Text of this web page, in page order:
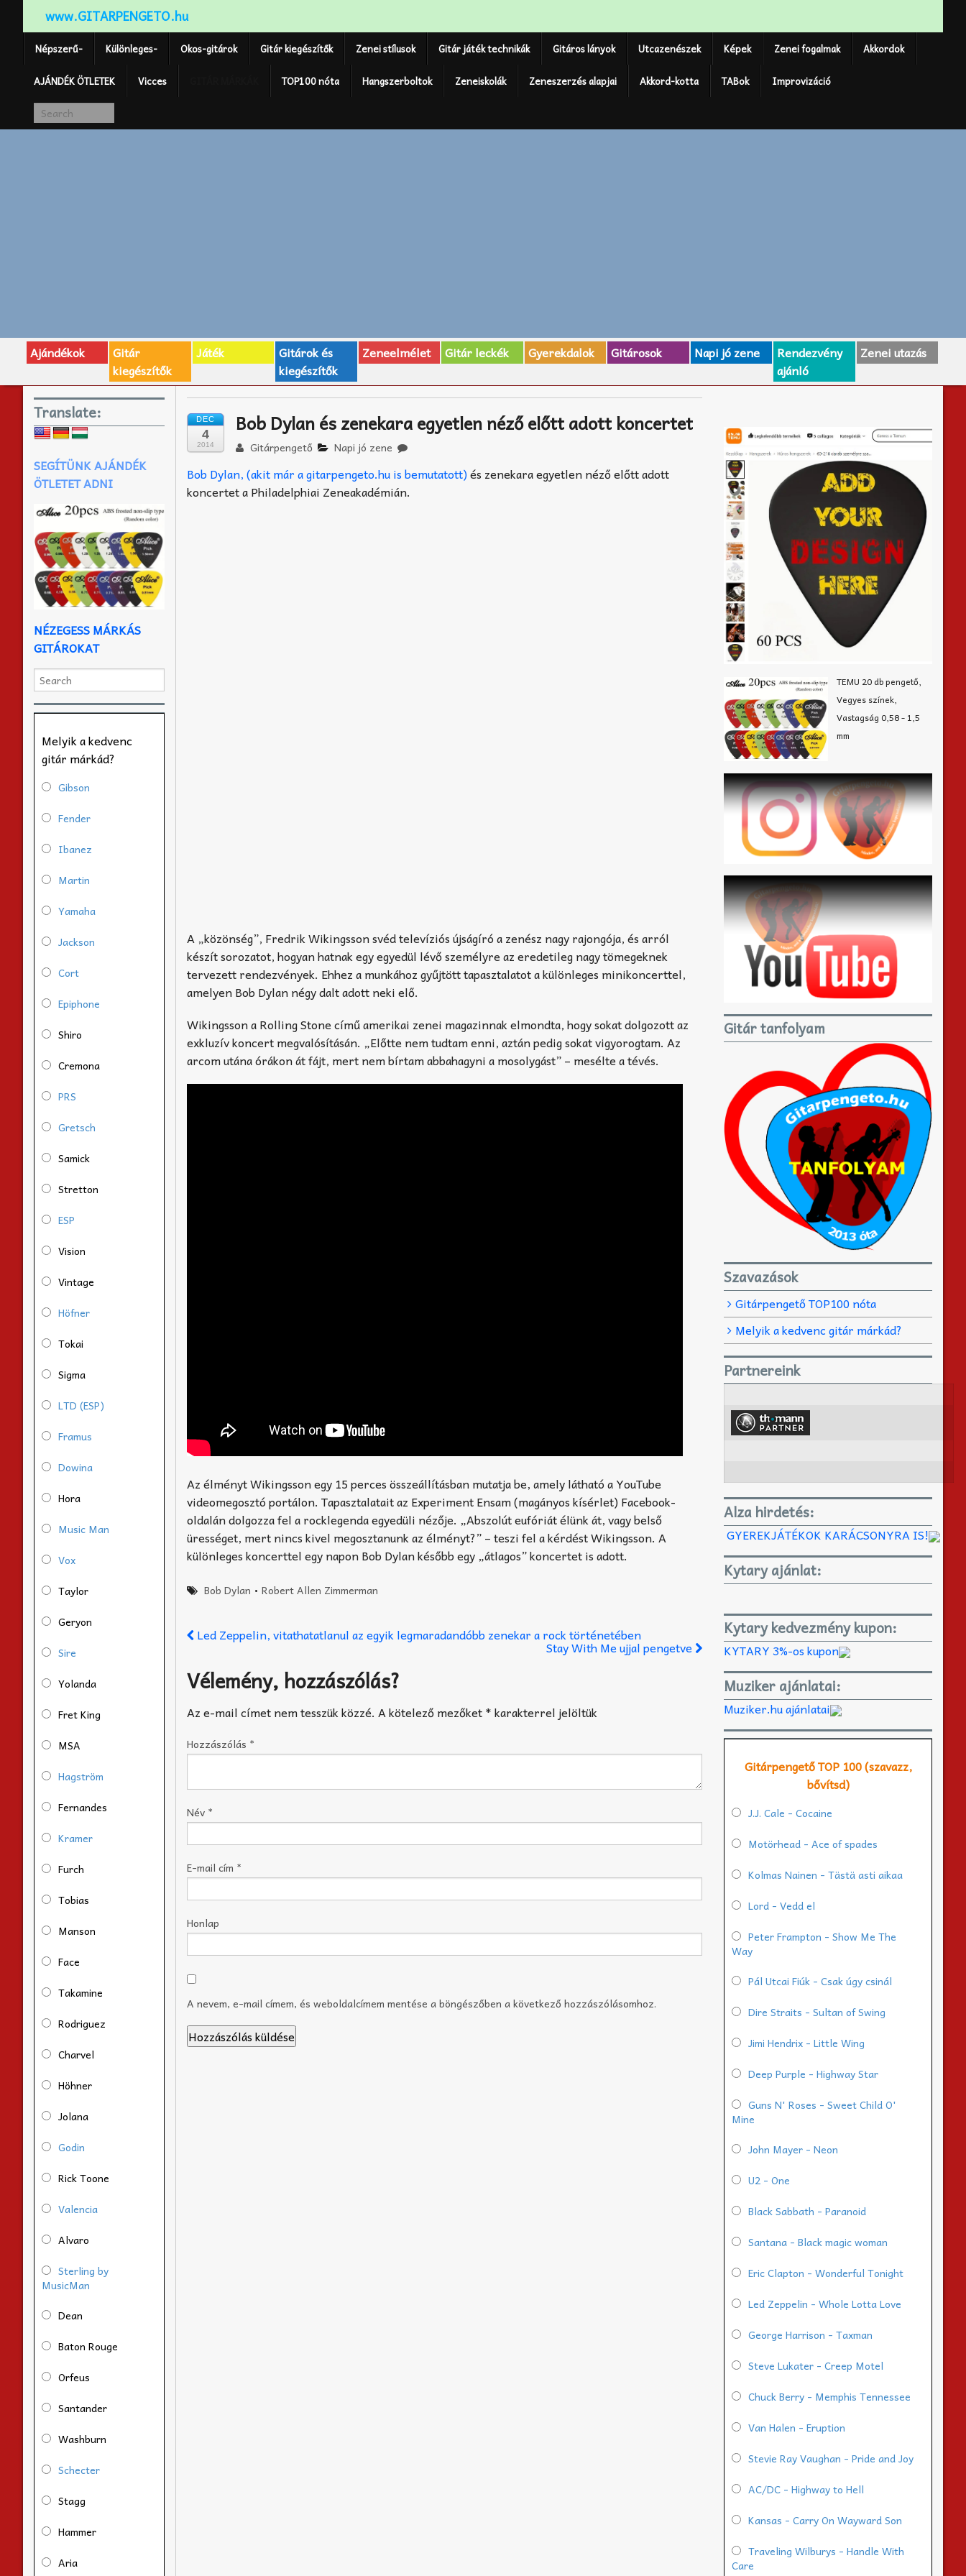
www.GITARPENGETO.hu
Népszerű- Különleges- Okos-gitárok Gitár kiegészítők Zenei stílusok Gitár játék technikák Gitáros lányok Utcazenészek Képek Zenei fogalmak Akkordok
AJÁNDÉK ÖTLETEK Vicces TOP100 nóta Hangszerboltok Zeneiskolák Zeneszerzés alapjai Akkord-kotta TABok Improvizáció
Ajándékok
Gitár
kiegészítők
Játék
Gitárok és
kiegészítők
Zeneelmélet Gitár leckék Gyerekdalok Gitárosok Napi jó zene
Rendezvény
ajánló
Zenei utazás
DEC
4
2014
Bob Dylan és zenekara egyetlen néző előtt adott koncertet
Gitárpengető Napi jó zene
Bob Dylan, (akit már a gitarpengeto.hu is bemutatott)és zenekara egyetlen néző előtt adott
koncertet a Philadelphiai Zeneakadémián.
A „közönség”, Fredrik Wikingsson svéd televíziós újságíró a zenész nagy rajongója, és arról
készít sorozatot, hogyan hatnak egy egyedül lévő személyre az eredetileg nagy tömegeknek
tervezett rendezvények. Ehhez a munkához gyűjtött tapasztalatot a különleges minikoncerttel,
amelyen Bob Dylan négy dalt adott neki elő.
Wikingsson a Rolling Stone című amerikai zenei magazinnak elmondta, hogy sokat dolgozott az
exkluzív koncert megvalósításán. „Előtte nem tudtam enni, aztán pedig sokat vigyorogtam. Az
arcom utána órákon át fájt, mert nem bírtam abbahagyni a mosolygást” – mesélte a tévés.
Az élményt Wikingsson egy 15 perces összeállításban mutatja be, amely látható a YouTube
videomegosztó portálon. Tapasztalatait az Experiment Ensam (magányos kísérlet) Facebook-
oldalán dolgozza fel a rocklegenda egyedüli nézője. „Abszolút eufóriát élünk át, vagy belső
ürességet, mert nincs kivel megosztanunk az élményt?” – teszi fel a kérdést Wikingsson. A
különleges koncerttel egy napon Bob Dylan később egy „átlagos” koncertet is adott.
Bob Dylan • Robert Allen Zimmerman
Led Zeppelin, vitathatatlanul az egyik legmaradandóbb zenekar a rock történetében
Stay With Me ujjal pengetve
Vélemény, hozzászólás?
Az e-mail címet nem tesszük közzé. A kötelező mezőket*karakterrel jelöltük
Hozzászólás *
Név *
E-mail cím *
Honlap
A nevem, e-mail címem, és weboldalcímem mentése a böngészőben a következő hozzászólásomhoz.
Translate:
SEGÍTÜNK AJÁNDÉK
ÖTLETET ADNI
NÉZEGESS MÁRKÁS
GITÁROKAT
Melyik a kedvenc
gitár márkád?
Gibson
Fender
Ibanez
Martin
Yamaha
Jackson
Cort
Epiphone
Shiro
Cremona
PRS
Gretsch
Samick
Stretton
ESP
Vision
Vintage
Höfner
Tokai
Sigma
LTD (ESP)
Framus
Dowina
Hora
Music Man
Vox
Taylor
Geryon
Sire
Yolanda
Fret King
MSA
Hagström
Fernandes
Kramer
Furch
Tobias
Manson
Face
Takamine
Rodriguez
Charvel
Höhner
Jolana
Godin
Rick Toone
Valencia
Alvaro
Sterling by
MusicMan
Dean
Baton Rouge
Orfeus
Santander
Washburn
Schecter
Stagg
Hammer
Aria
TEMU 20 db pengető,
Vegyes színek,
Vastagság 0,58 - 1,5
mm
Gitár tanfolyam
Szavazások
Gitárpengető TOP100 nóta
Melyik a kedvenc gitár márkád?
Partnereink
Alza hirdetés:
GYEREKJÁTÉKOK KARÁCSONYRA IS!
Kytary ajánlat:
Kytary kedvezmény kupon:
KYTARY 3%-os kupon
Muziker ajánlatai:
Muziker.hu ajánlatai
Gitárpengető TOP 100 (szavazz,
bővítsd)
J.J. Cale - Cocaine
Motörhead - Ace of spades
Kolmas Nainen - Tästä asti aikaa
Lord - Vedd el
Peter Frampton - Show Me The
Way
Pál Utcai Fiúk - Csak úgy csinál
Dire Straits - Sultan of Swing
Jimi Hendrix - Little Wing
Deep Purple - Highway Star
Guns N' Roses - Sweet Child O'
Mine
John Mayer - Neon
U2 - One
Black Sabbath - Paranoid
Santana - Black magic woman
Eric Clapton - Wonderful Tonight
Led Zeppelin - Whole Lotta Love
George Harrison - Taxman
Steve Lukater - Creep Motel
Chuck Berry - Memphis Tennessee
Van Halen - Eruption
Stevie Ray Vaughan - Pride and Joy
AC/DC - Highway to Hell
Kansas - Carry On Wayward Son
Traveling Wilburys - Handle With
Care